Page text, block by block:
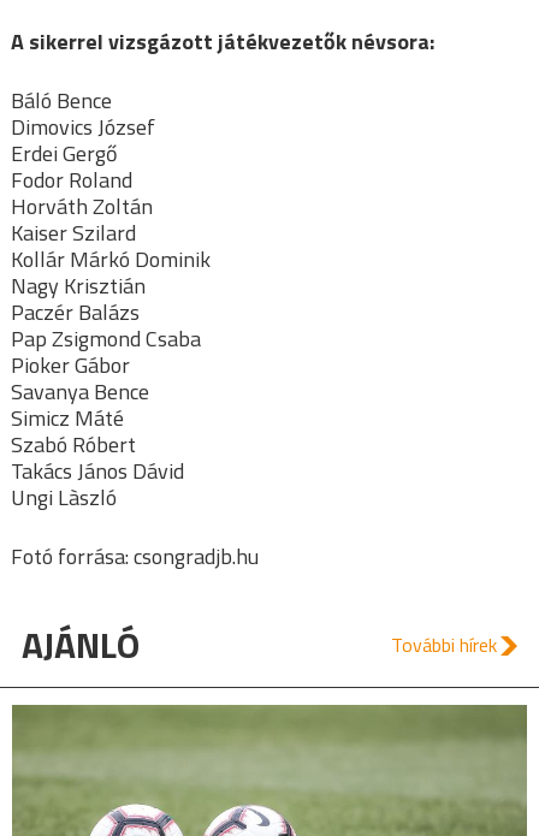
A sikerrel vizsgázott játékvezetők névsora:
Báló Bence
Dimovics József
Erdei Gergő
Fodor Roland
Horváth Zoltán
Kaiser Szilard
Kollár Márkó Dominik
Nagy Krisztián
Paczér Balázs
Pap Zsigmond Csaba
Pioker Gábor
Savanya Bence
Simicz Máté
Szabó Róbert
Takács János Dávid
Ungi Làszló
Fotó forrása: csongradjb.hu
AJÁNLÓ További hírek